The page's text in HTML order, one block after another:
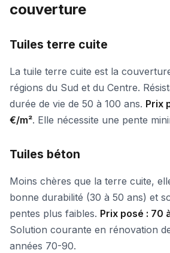
couverture
Tuiles terre cuite
La tuile terre cuite est la
régions du Sud et du Centre.
durée de vie de 50 à 100 ans. Prix
€/m². Elle nécessite une pente
Tuiles béton
Moins chères que la terre cuite,
bonne durabilité (30 à 50 ans) et
pentes plus faibles. Prix posé : 70
Solution courante en rénovation
années 70-90.